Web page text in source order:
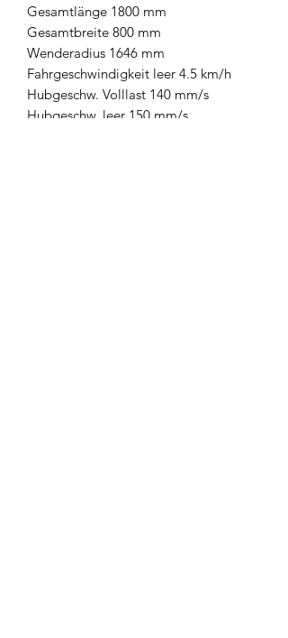
Gesamtlänge 1800 mm
Gesamtbreite 800 mm
Wenderadius 1646 mm
Fahrgeschwindigkeit leer 4.5 km/h
Hubgeschw. Volllast 140 mm/s
Hubgeschw. leer 150 mm/s